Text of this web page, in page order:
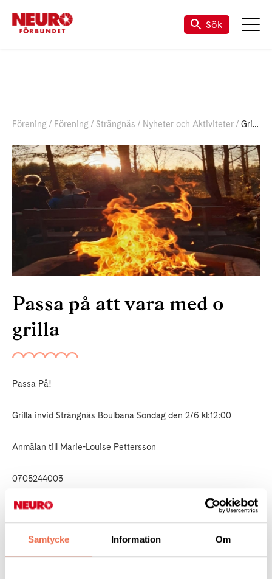
Samtycke Information Om
Sök
Förening Förening Strängnäs Nyheter och Aktiviteter Grilla invid Strängnäs Boulbana 2/6
Passa på att vara med o
grilla
Passa På!
Grilla invid Strängnäs Boulbana Söndag den 2/6 kl:12:00
Anmälan till Marie-Louise Pettersson
0705244003
Om ingen svarar, lägg meddelande på telefonsvar.
Välkomna Styrelsen